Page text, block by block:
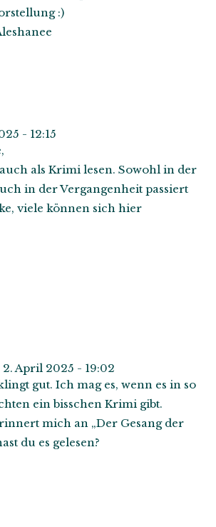
:)
- 12:15
als Krimi lesen. Sowohl in der
in der Vergangenheit passiert
viele können sich hier
2. April 2025 - 19:02
gut. Ich mag es, wenn es in so
ein bisschen Krimi gibt.
mich an „Der Gesang der
du es gelesen?